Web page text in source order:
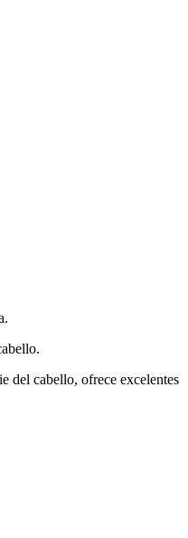
del cabello, ofrece excelentes